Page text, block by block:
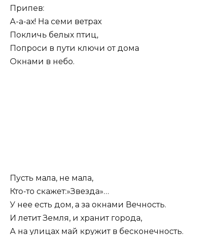
Припев:
А-а-ах! На семи ветрах
Покличь белых птиц,
Попроси в пути ключи от дома
Окнами в небо.
Пусть мала, не мала,
Кто-то скажет:»Звезда»…
У нее есть дом, а за окнами Вечность.
И летит Земля, и хранит города,
А на улицах май кружит в бесконечность.